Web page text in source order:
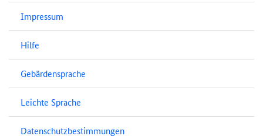
Impressum
Hilfe
Gebärdensprache
Leichte Sprache
Datenschutzbestimmungen